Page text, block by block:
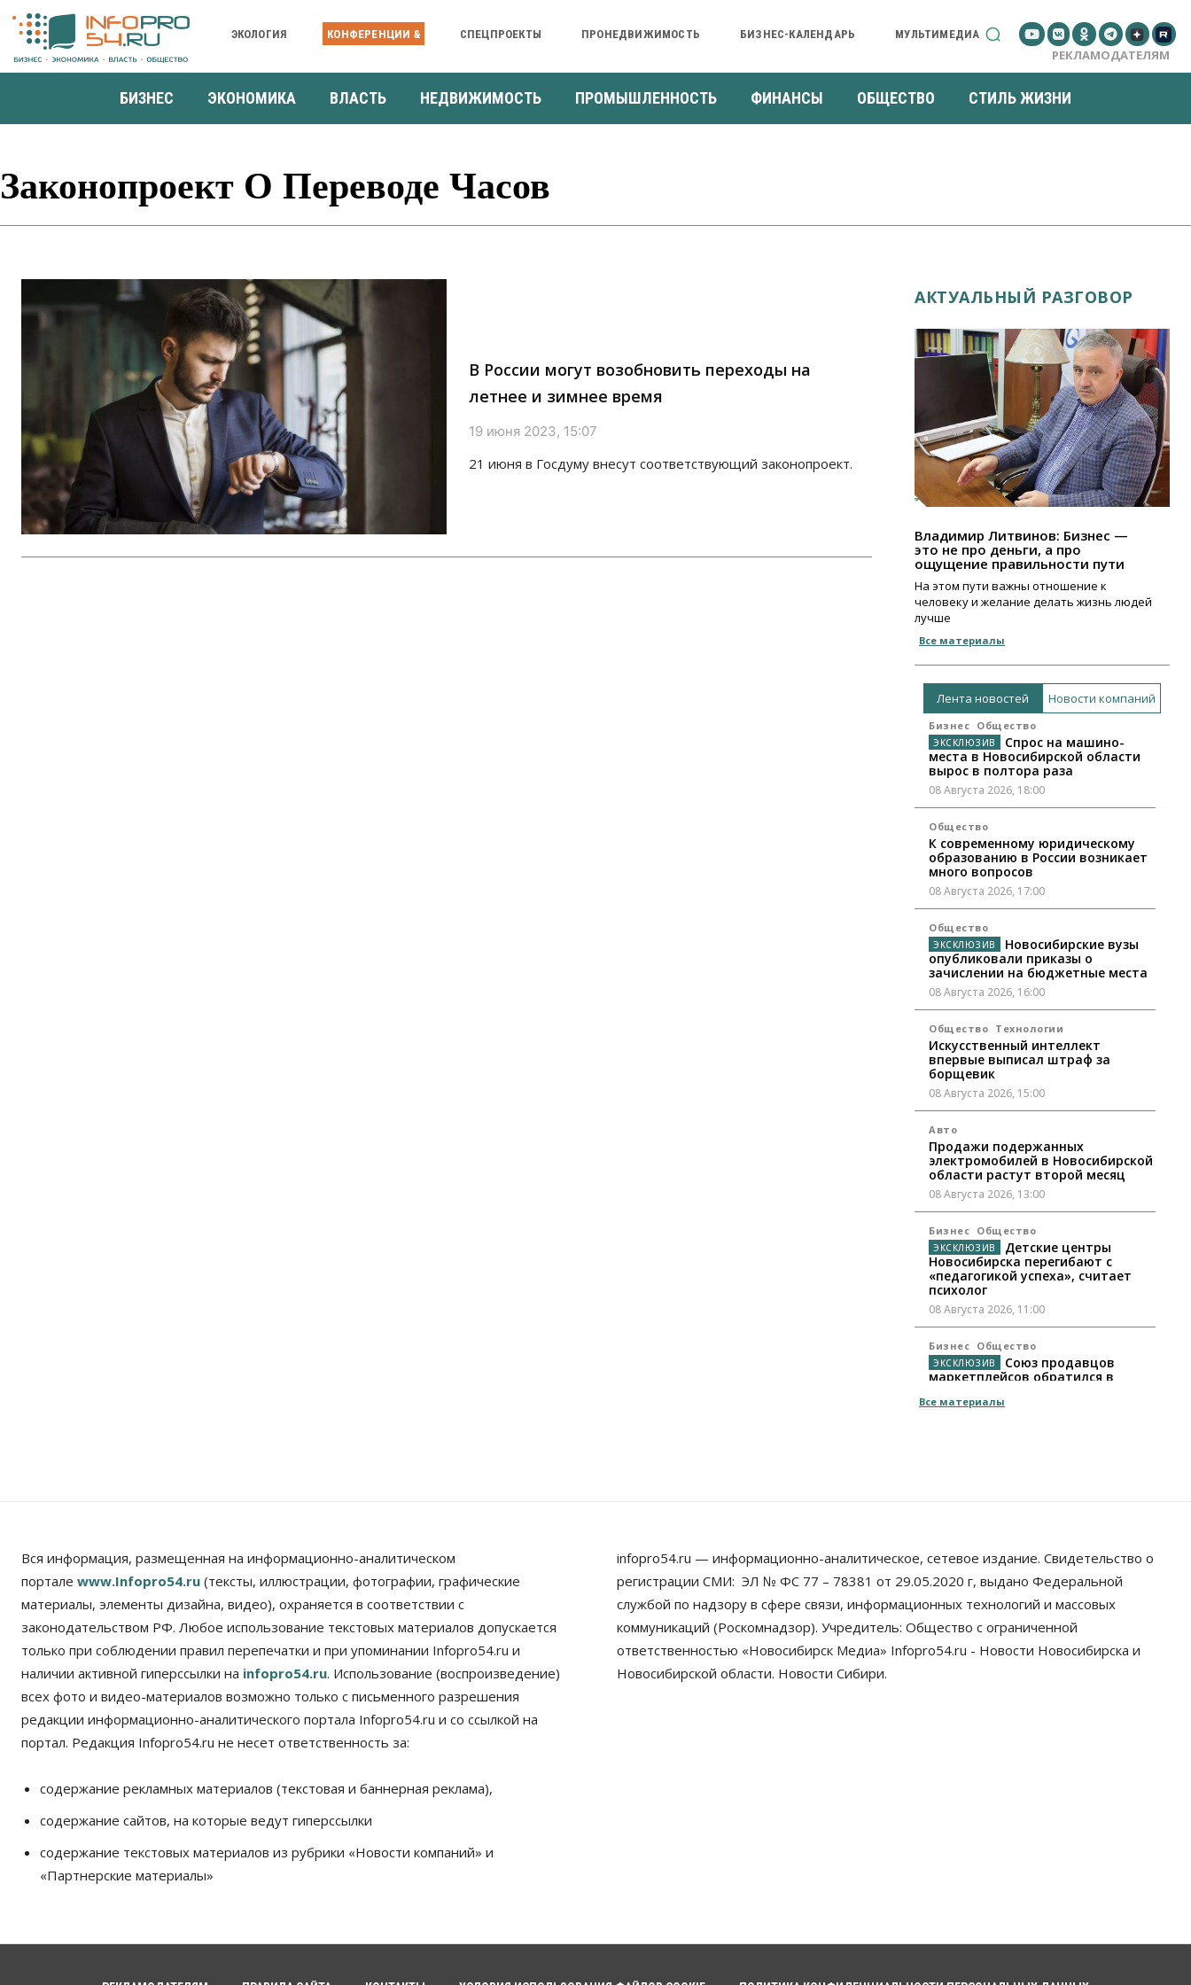
ЭКОЛОГИЯ КОНФЕРЕНЦИИ & СПЕЦПРОЕКТЫ ПРОНЕДВИЖИМОСТЬ БИЗНЕС-КАЛЕНДАРЬ МУЛЬТИМЕДИА
РЕКЛАМОДАТЕЛЯМ
БИЗНЕС ЭКОНОМИКА ВЛАСТЬ НЕДВИЖИМОСТЬ ПРОМЫШЛЕННОСТЬ ФИНАНСЫ ОБЩЕСТВО СТИЛЬ ЖИЗНИ
Законопроект О Переводе Часов
В России могут возобновить переходы на
летнее и зимнее время
19 июня 2023, 15:07
21 июня в Госдуму внесут соответствующий законопроект.
АКТУАЛЬНЫЙ РАЗГОВОР
Владимир Литвинов: Бизнес —
это не про деньги, а про
ощущение правильности пути
На этом пути важны отношение к
человеку и желание делать жизнь людей
лучше
Все материалы
Лента новостей Новости компаний
Бизнес Общество
Спрос на машино-
места в Новосибирской области
вырос в полтора раза
08 Августа 2026, 18:00
Общество
К современному юридическому
образованию в России возникает
много вопросов
08 Августа 2026, 17:00
Общество
Новосибирские вузы
опубликовали приказы о
зачислении на бюджетные места
08 Августа 2026, 16:00
Общество Технологии
Искусственный интеллект
впервые выписал штраф за
борщевик
08 Августа 2026, 15:00
Авто
Продажи подержанных
электромобилей в Новосибирской
области растут второй месяц
08 Августа 2026, 13:00
Бизнес Общество
Детские центры
Новосибирска перегибают с
«педагогикой успеха», считает
психолог
08 Августа 2026, 11:00
Бизнес Общество
Союз продавцов
маркетплейсов обратился в
WB
В Новосибирской
области резко сократился
грузооборот в автоперевозках
07 Августа 2026, 19:00
Общество
Все материалы
Вся информация, размещенная на информационно-аналитическом
портале www.Infopro54.ru (тексты, иллюстрации, фотографии, графические
материалы, элементы дизайна, видео), охраняется в соответствии с
законодательством РФ. Любое использование текстовых материалов допускается
только при соблюдении правил перепечатки и при упоминании Infopro54.ru и
наличии активной гиперссылки на infopro54.ru. Использование (воспроизведение)
всех фото и видео-материалов возможно только с письменного разрешения
редакции информационно-аналитического портала Infopro54.ru и со ссылкой на
портал. Редакция Infopro54.ru не несет ответственность за:
содержание рекламных материалов (текстовая и баннерная реклама),
содержание сайтов, на которые ведут гиперссылки
содержание текстовых материалов из рубрики «Новости компаний» и
«Партнерские материалы»
infopro54.ru — информационно-аналитическое, сетевое издание. Свидетельство о
регистрации СМИ: ЭЛ № ФС 77 – 78381 от 29.05.2020 г, выдано Федеральной
службой по надзору в сфере связи, информационных технологий и массовых
коммуникаций (Роскомнадзор). Учредитель: Общество с ограниченной
ответственностью «Новосибирск Медиа» Infopro54.ru - Новости Новосибирска и
Новосибирской области. Новости Сибири.